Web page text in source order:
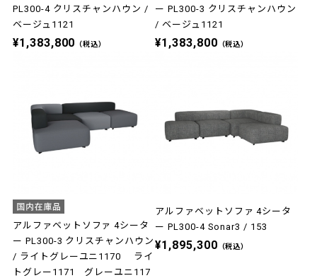
PL300-4 クリスチャンハウン /
ベージュ1121
¥1,383,800 （税込）
ー PL300-3 クリスチャンハウン
/ ベージュ1121
¥1,383,800 （税込）
アルファベットソファ 4シータ
ー PL300-3 クリスチャンハウン
/ ライトグレーユニ1170 ライ
トグレー1171 グレーユニ117
アルファベットソファ 4シータ
ー PL300-4 Sonar3 / 153
¥1,895,300 （税込）